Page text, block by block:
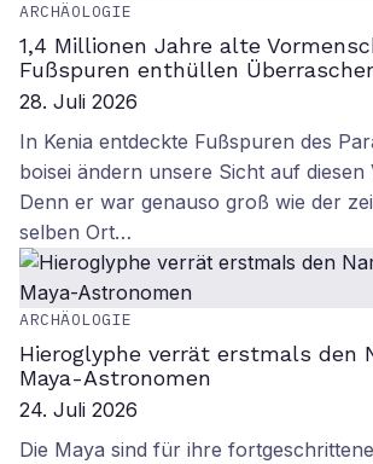
ARCHÄOLOGIE
1,4 Millionen Jahre alte
Fußspuren enthüllen
28. Juli 2026
In Kenia entdeckte Fußspuren des
boisei ändern unsere Sicht auf diesen
Denn er war genauso groß wie der
selben Ort…
ARCHÄOLOGIE
Hieroglyphe verrät erstmals den
Maya-Astronomen
24. Juli 2026
Die Maya sind für ihre